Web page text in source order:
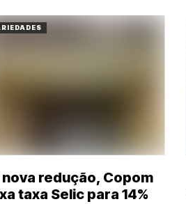
nova redução, Copom
taxa Selic para 14%